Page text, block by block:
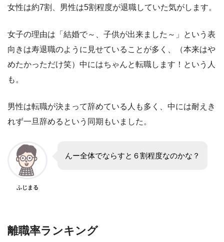
女性は約7割、男性は5割程度が退職していた気がします。
女子の理由は「結婚で～、子供が出来ました～」という表
向きは寿退職のように見せていることが多く、（本来はや
めたかっただけ笑）中にはちゃんと転職します！という人
も。
男性は転職が決まって辞めている人も多く、中には耐えき
れず一旦辞めるという同期もいました。
ふじまる
んー全体でならすと６割程度なのかな？
離職率ランキング